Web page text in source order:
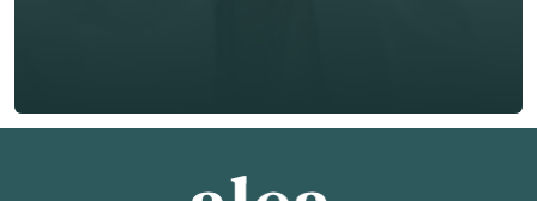
索取免費報價